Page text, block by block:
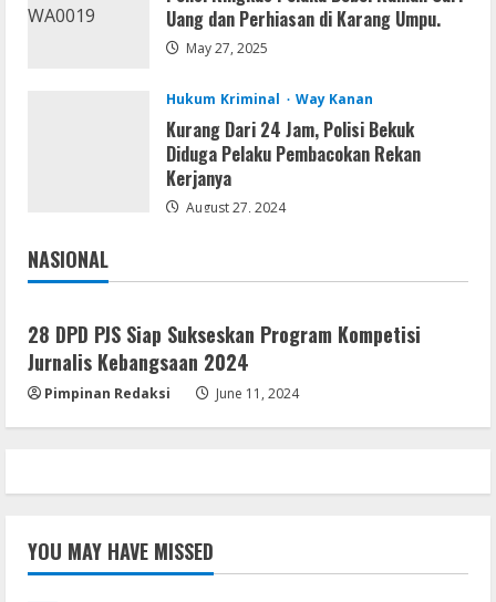
VL
Microsoft 365 Home & Business With
Crack English (To𝚛𝚛еnt)
August 5, 2026
Uang dan Perhiasan di Karang Umpu.
May 27, 2025
Hukum Kriminal Way Kanan
Kurang Dari 24 Jam, Polisi Bekuk
Diduga Pelaku Pembacokan Rekan
Kerjanya
August 27, 2024
NASIONAL
Jakarta
28 DPD PJS Siap Sukseskan Program Kompetisi
Jurnalis Kebangsaan 2024
Pimpinan Redaksi June 11, 2024
YOU MAY HAVE MISSED